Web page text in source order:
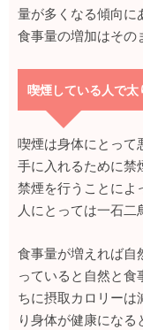
量が多くなる傾向に
食事量の増加はその
喫煙している人で
喫煙は身体にとって
手に入れるために禁
禁煙を行うことによ
人にとっては一石二
食事量が増えれば自
っていると自然と食
ちに摂取カロリーは
り身体が健康にな